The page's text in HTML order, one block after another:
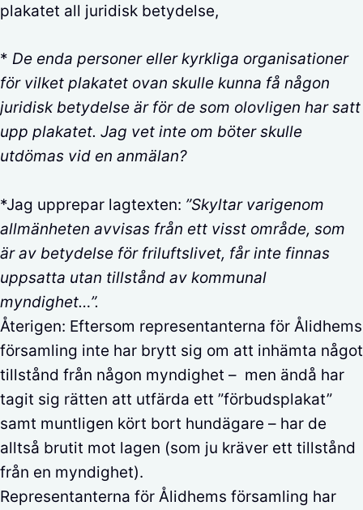
plakatet all juridisk betydelse,
* De enda personer eller kyrkliga organisationer
för vilket plakatet ovan skulle kunna få någon
juridisk betydelse är för de som olovligen har satt
upp plakatet. Jag vet inte om böter skulle
utdömas vid en anmälan?
*Jag upprepar lagtexten: ”Skyltar varigenom
allmänheten avvisas från ett visst område, som
är av betydelse för friluftslivet, får inte finnas
uppsatta utan tillstånd av kommunal
myndighet…”.
Återigen: Eftersom representanterna för Ålidhems
församling inte har brytt sig om att inhämta något
tillstånd från någon myndighet – men ändå har
tagit sig rätten att utfärda ett ”förbudsplakat”
samt muntligen kört bort hundägare – har de
alltså brutit mot lagen (som ju kräver ett tillstånd
från en myndighet).
Representanterna för Ålidhems församling har